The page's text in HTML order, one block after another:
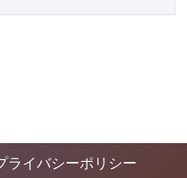
ライバシーポリシー